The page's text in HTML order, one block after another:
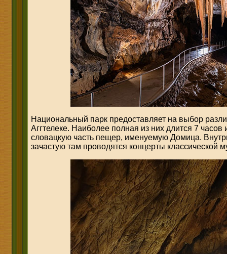
Национальный парк предоставляет на выбор
Аггтелеке. Наиболее полная из них длится 7 часов
словацкую часть пещер, именуемую Домица.
зачастую там проводятся концерты классической